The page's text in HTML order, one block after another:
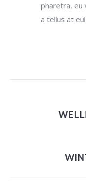
pharetra, eu
a tellus at
navigation